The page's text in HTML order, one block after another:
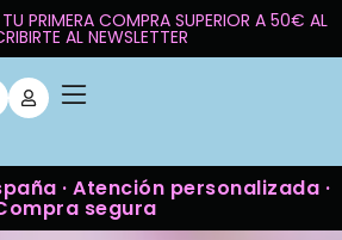
PRIMERA COMPRA SUPERIOR A 50€ AL
AL NEWSLETTER
· Atención personalizada ·
segura